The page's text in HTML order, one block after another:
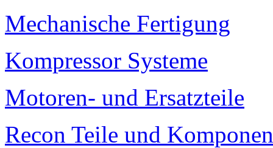
Mechanische Fertigung
Kompressor Systeme
Motoren- und Ersatzteile
Recon Teile und